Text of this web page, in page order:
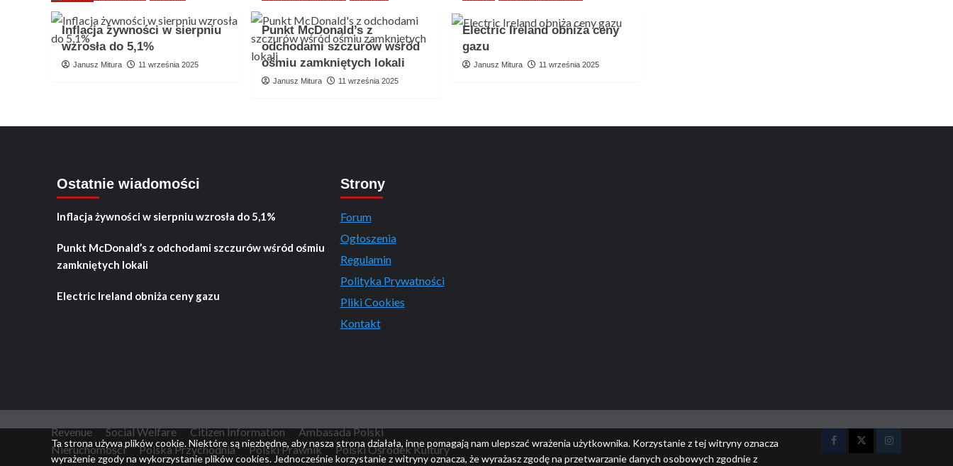
Inflacja żywności w sierpniu
wzrosła do 5,1%
Janusz Mitura 11 września 2025
Punkt McDonald’s z
odchodami szczurów wśród
ośmiu zamkniętych lokali
Janusz Mitura 11 września 2025
Electric Ireland obniża ceny
gazu
Janusz Mitura 11 września 2025
Ostatnie wiadomości
Inflacja żywności w sierpniu wzrosła do 5,1%
Punkt McDonald’s z odchodami szczurów wśród ośmiu
zamkniętych lokali
Electric Ireland obniża ceny gazu
Strony
Forum
Ogłoszenia
Regulamin
Polityka Prywatności
Pliki Cookies
Kontakt
Revenue Social Welfare Citizen Information
Ambasada Polski
Nieruchomości
Polska Przychodnia Polski Prawnik Polski Ośrodek Kultury FacebookTwitterInstagram
Ta strona używa plików cookie. Niektóre są niezbędne, aby nasza strona działała, inne pomagają nam ulepszać wrażenia użytkownika. Korzystanie z tej witryny oznacza
wyrażenie zgody na wykorzystanie plików cookies. Jednocześnie korzystanie z witryny oznacza, że wyrażasz zgodę na przetwarzanie danych osobowych zgodnie z